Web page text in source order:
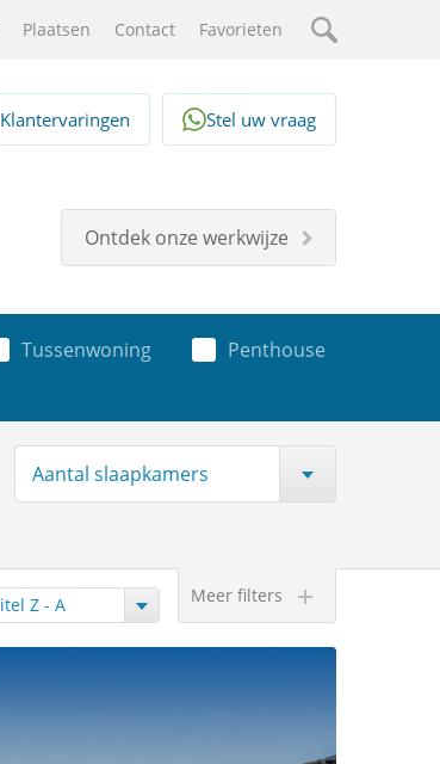
Plaatsen Contact
Favorieten
Klantervaringen Stel uw vraag
Ontdek onze werkwijze
Tussenwoning
Penthouse
Aantal slaapkamers
Meer filters